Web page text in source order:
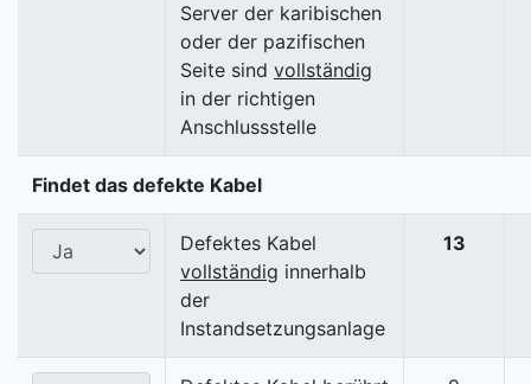
Server der karibischen
oder der pazifischen
Seite sind vollständig
in der richtigen
Anschlussstelle
Findet das defekte Kabel
Defektes Kabel
vollständig innerhalb
der
Instandsetzungsanlage
13